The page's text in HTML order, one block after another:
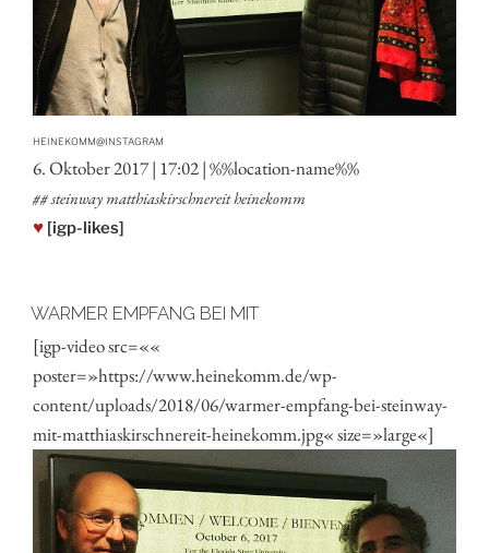
HEINEKOMM@INSTAGRAM
6. Okto­ber 2017 | 17:02 | %%loca­ti­on-name%%
## stein­way mat­thi­as­kirsch­ne­r­eit heinekomm
♥ [igp-likes]
WARMER EMPFANG BEI MIT
[igp-video src=««
poster=»https://www.heinekomm.de/wp-
content/uploads/2018/06/warmer-empfang-bei-steinway-
mit-matthiaskirschnereit-heinekomm.jpg« size=»large«]